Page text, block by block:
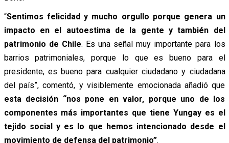
“Sentimos felicidad y mucho orgullo porque genera un
impacto en el autoestima de la gente y también del
patrimonio de Chile. Es una señal muy importante para los
barrios patrimoniales, porque lo que es bueno para el
presidente, es bueno para cualquier ciudadano y ciudadana
del país”, comentó, y visiblemente emocionada añadió que
esta decisión “nos pone en valor, porque uno de los
componentes más importantes que tiene Yungay es el
tejido social y es lo que hemos intencionado desde el
movimiento de defensa del patrimonio”.